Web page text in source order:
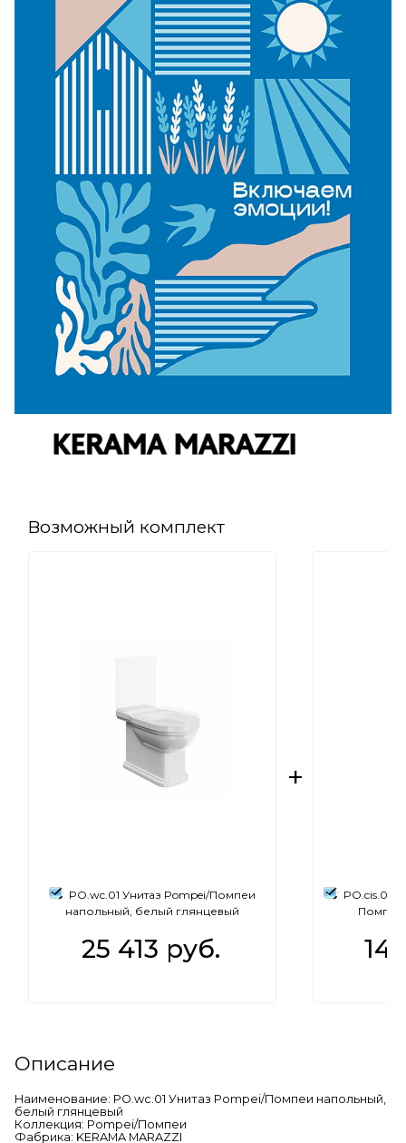
Возможный комплект
PO.wc.01 Унитаз Pompei/Помпеи
напольный, белый глянцевый
25 413 руб.
PO.cis.01
14
Описание
Наименование: PO.wc.01 Унитаз Pompei/Помпеи напольный,
белый глянцевый
Коллекция: Pompei/Помпеи
Фабрика: KERAMA MARAZZI